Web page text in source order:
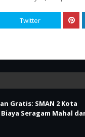
Twitter
Gratis: SMAN 2 Kota
Seragam Mahal